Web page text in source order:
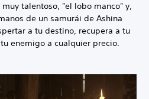
talentoso, "el lobo manco" y,
de un samurái de Ashina
a tu destino, recupera a tu
enemigo a cualquier precio.